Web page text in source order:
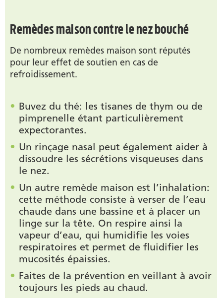
Remèdes maison contre le nez bouché
De nombreux remèdes maison sont réputés
pour leur effet de soutien en cas de
refroidissement.
Buvez du thé: les tisanes de thym ou de
pimprenelle étant particulièrement
expectorantes.
Un rinçage nasal peut également aider à
dissoudre les sécrétions visqueuses dans
le nez.
Un autre remède maison est l’inhalation:
cette méthode consiste à verser de l’eau
chaude dans une bassine et à placer un
linge sur la tête. On respire ainsi la
vapeur d’eau, qui humidifie les voies
respiratoires et permet de fluidifier les
mucosités épaissies.
Faites de la prévention en veillant à avoir
toujours les pieds au chaud.